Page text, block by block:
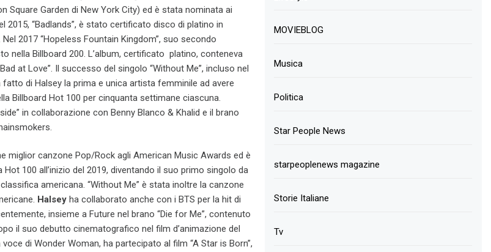
Square Garden di New York City) ed è stata nominata ai
2015, “Badlands”, è stato certificato disco di platino in
2017 “Hopeless Fountain Kingdom”, suo secondo
nella Billboard 200. L’album, certificato platino, conteneva
at Love”. Il successo del singolo “Without Me”, incluso nel
di Halsey la prima e unica artista femminile ad avere
Billboard Hot 100 per cinquanta settimane ciascuna.
in collaborazione con Benny Blanco & Khalid e il brano
miglior canzone Pop/Rock agli American Music Awards ed è
100 all’inizio del 2019, diventando il suo primo singolo da
americana. “Without Me” è stata inoltre la canzone
Halsey ha collaborato anche con i BTS per la hit di
insieme a Future nel brano “Die for Me”, contenuto
il suo debutto cinematografico nel film d’animazione del
voce di Wonder Woman, ha partecipato al film “A Star is Born”,
MOVIEBLOG
Musica
Politica
Star People News
starpeoplenews magazine
Storie Italiane
Tv